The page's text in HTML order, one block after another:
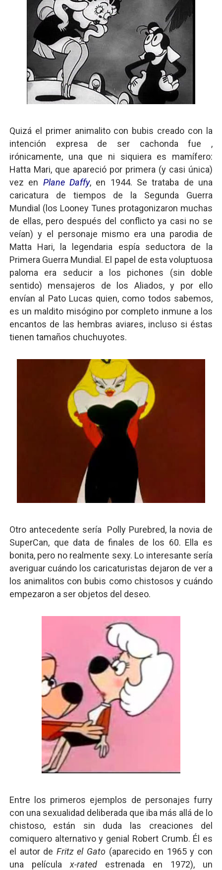
Quizá el primer animalito con bubis creado con la
intención expresa de ser cachonda fue ,
irónicamente, una que ni siquiera es mamífero:
Hatta Mari, que apareció por primera (y casi única)
vez en Plane Daffy, en 1944. Se trataba de una
caricatura de tiempos de la Segunda Guerra
Mundial (los Looney Tunes protagonizaron muchas
de ellas, pero después del conflicto ya casi no se
veían) y el personaje mismo era una parodia de
Matta Hari, la legendaria espía seductora de la
Primera Guerra Mundial. El papel de esta voluptuosa
paloma era seducir a los pichones (sin doble
sentido) mensajeros de los Aliados, y por ello
envían al Pato Lucas quien, como todos sabemos,
es un maldito misógino por completo inmune a los
encantos de las hembras aviares, incluso si éstas
tienen tamaños chuchuyotes.
Otro antecedente sería Polly Purebred, la novia de
SuperCan, que data de finales de los 60. Ella es
bonita, pero no realmente sexy. Lo interesante sería
averiguar cuándo los caricaturistas dejaron de ver a
los animalitos con bubis como chistosos y cuándo
empezaron a ser objetos del deseo.
Entre los primeros ejemplos de personajes furry
con una sexualidad deliberada que iba más allá de lo
chistoso, están sin duda las creaciones del
comiquero alternativo y genial Robert Crumb. Él es
el autor de Fritz el Gato (aparecido en 1965 y con
una película x-ratedestrenada en 1972), un